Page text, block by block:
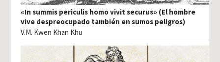
«In summis periculis homo vivit securus» (El hombre
vive despreocupado también en sumos peligros)
V.M. Kwen Khan Khu